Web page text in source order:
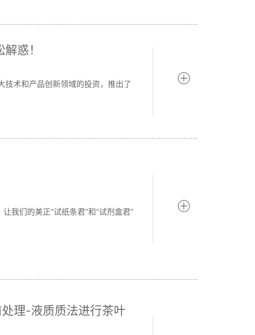
惑！
技术和产品创新领域的投资，推出了
我们的美正“试纸条君”和“试剂盒君”
处理-液质质法进行茶叶